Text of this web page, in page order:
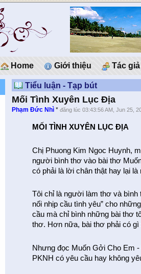
Home Giới thiệu Tác giả
Tiểu luận - Tạp bút
Mối Tình Xuyên Lục Địa
Phạm Đức Nhì *đăng lúc 03:43:56 AM, Jun 25,
MỐI TÌNH XUYÊN LỤC ĐỊA
Chị Phuong Kim Ngoc Huynh,
người bình thơ vào bài thơ
có phải là lời chân thật hay lại
Tôi chỉ là người làm thơ và bình
nối nhịp cầu tình yêu” cho
cầu mà chỉ bình những bài thơ
thơ. Hơn nữa, bài thơ phải có
Nhưng đọc Muốn Gởi Cho Em
PKNH có yêu cầu hay không